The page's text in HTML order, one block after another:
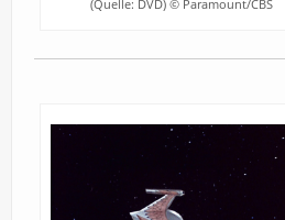
(Quelle: DVD) © Paramount/CBS